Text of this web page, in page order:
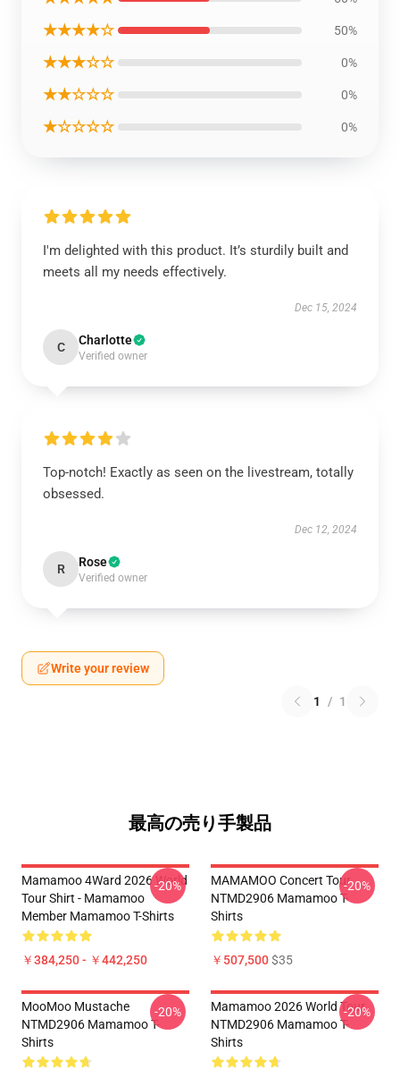
★★★★☆ 50%
★★★☆☆ 0%
★★☆☆☆ 0%
★☆☆☆☆ 0%
I'm delighted with this product. It’s sturdily built and
meets all my needs effectively.
Dec 15, 2024
C Charlotte
Verified owner
Top-notch! Exactly as seen on the livestream, totally
obsessed.
Dec 12, 2024
R Rose
Verified owner
Write your review
1 / 1
最高の売り手製品
Mamamoo 4Ward 2026 World
Tour Shirt - Mamamoo
Member Mamamoo T-Shirts
￥384,250 - ￥442,250
-20%
MAMAMOO Concert Tour
NTMD2906 Mamamoo T-
Shirts
￥507,500$35
-20%
MooMoo Mustache
NTMD2906 Mamamoo T-
Shirts
-20%
Mamamoo 2026 World Tour
NTMD2906 Mamamoo T-
Shirts
-20%